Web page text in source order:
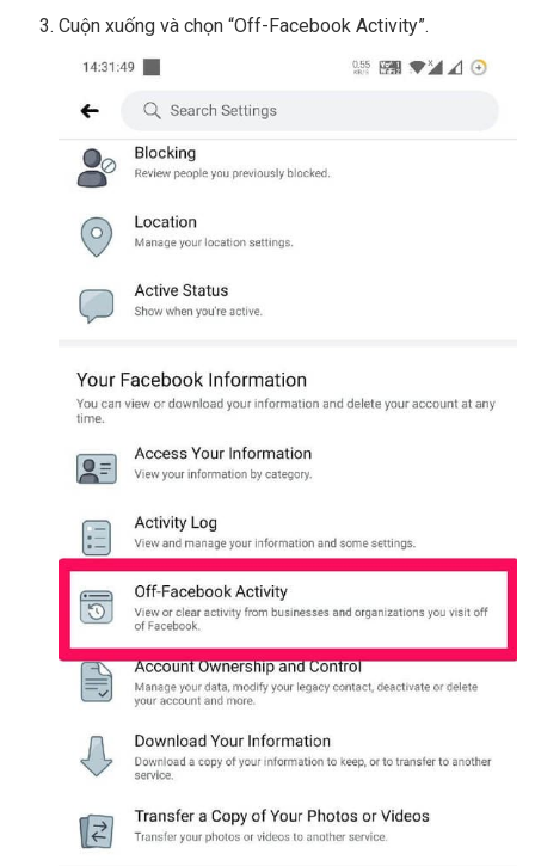
Cuộn xuống và chọn “Off-Facebook Activity”.